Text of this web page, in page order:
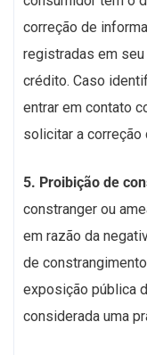
correção de
registradas em
crédito. Caso
entrar em contato
solicitar a correção
5. Proibição de
constranger ou
em razão da
de
exposição pública
considerada uma